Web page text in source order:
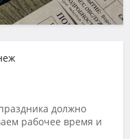
должно
рабочее время и